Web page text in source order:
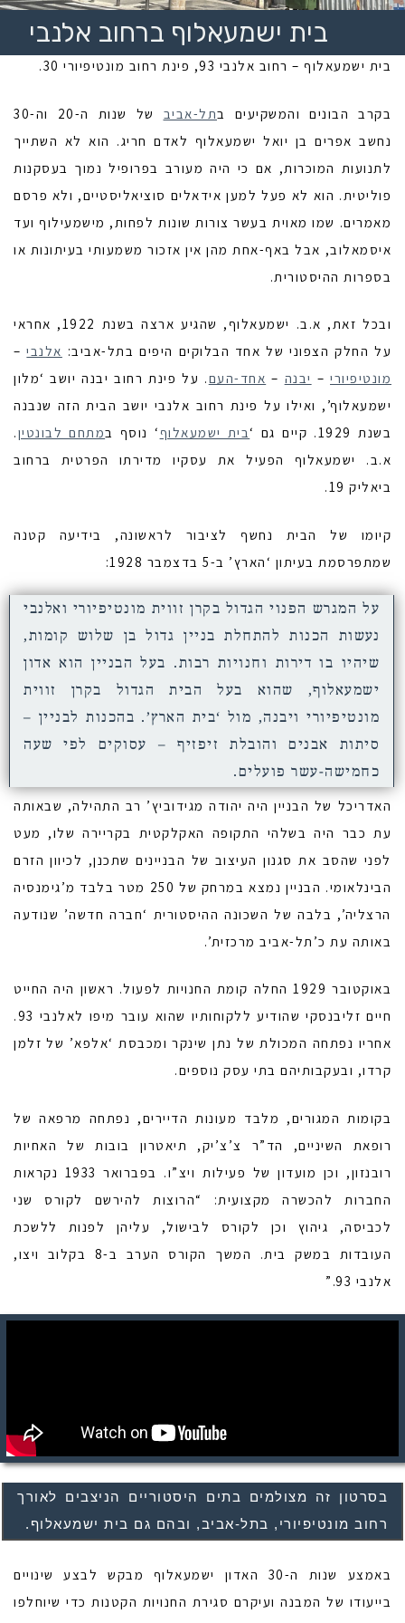
בית ישמעאלוף ברחוב אלנבי
בית ישמעאלוף – רחוב אלנבי 93, פינת רחוב מונטיפיורי 30.
בקרב הבונים והמשקיעים בתל-אביב
של שנות ה-20 וה-30
נחשב אפרים בן יואל ישמעאלוף לאדם חריג. הוא לא השתייך
לתנועות המוכרות, אם כי היה מעורב בפרופיל נמוך בעסקנות
פוליטית. הוא לא פעל למען אידאלים סוציאליסטיים, ולא פרסם
מאמרים. שמו מאוית בעשר צורות שונות לפחות, מישמעילוף ועד
איסמאלוב, אבל באף-אחת מהן אין אזכור משמעותי בעיתונות או
בספרות ההיסטורית.
ובכל זאת, א.ב. ישמעאלוף, שהגיע ארצה בשנת 1922, אחראי
על החלק הצפוני של אחד הבלוקים היפים בתל-אביב: אלנבי–
מונטיפיורי– יבנה – אחד-העם. על פינת רחוב יבנה יושב ‘מלון
ישמעאלוף’, ואילו על פינת רחוב אלנבי יושב הבית הזה שנבנה
בשנת 1929. קיים גם ‘
בית ישמעאלוף ‘ נוסף במתחם לבונטין.
א.ב. ישמעאלוף הפעיל את עסקיו מדירתו הפרטית ברחוב
ביאליק 19.
קיומו של הבית נחשף לציבור לראשונה, בידיעה קטנה
שמתפרסמת בעיתון ‘הארץ’ ב-5 בדצמבר 1928:
על המגרש הפנוי הגדול בקרן זווית מונטיפיורי ואלנבי
נעשות הכנות להתחלת בניין גדול בן שלוש קומות,
שיהיו בו דירות וחנויות רבות. בעל הבניין הוא אדון
ישמעאלוף, שהוא בעל הבית הגדול בקרן זווית
מונטיפיורי ויבנה, מול ‘בית הארץ’. בהכנות לבניין –
סיתות אבנים והובלת זיפזיף – עסוקים לפי שעה
כחמישה-עשר פועלים.
האדריכל של הבניין היה יהודה מגידוביץ’ רב התהילה, שבאותה
עת כבר היה בשלהי התקופה האקלקטית בקריירה שלו, מעט
לפני שהסב את סגנון העיצוב של הבניינים שתכנן, לכיוון הזרם
הבינלאומי. הבניין נמצא במרחק של 250 מטר בלבד מ’גימנסיה
הרצליה’, בלבה של השכונה ההיסטורית ‘חברה חדשה’ שנודעה
באותה עת כ’תל-אביב מרכזית’.
באוקטובר 1929 החלה קומת החנויות לפעול. ראשון היה החייט
חיים זליבנסקי שהודיע ללקוחותיו שהוא עובר מיפו לאלנבי 93.
אחריו נפתחה המכולת של נתן שינקר ומכבסת ‘אלפא’ של זלמן
קרדו, ובעקבותיהם בתי עסק נוספים.
בקומות המגורים, מלבד מעונות הדיירים, נפתחה מרפאה של
רופאת השיניים, הד”ר צ’צ’יק, תיאטרון בובות של האחיות
רובנזון, וכן מועדון של פעילות ויצ”ו. בפברואר 1933 נקראות
החברות להכשרה מקצועית: “הרוצות להירשם לקורס שני
לכביסה, גיהוץ וכן לקורס לבישול, עליהן לפנות ללשכת
העובדות במשק בית. המשך הקורס הערב ב-8 בקלוב ויצו,
אלנבי 93.”
בסרטון זה מצולמים בתים היסטוריים הניצבים לאורך
רחוב מונטיפיורי, בתל-אביב, ובהם גם בית ישמעאלוף.
באמצע שנות ה-30 האדון ישמעאלוף מבקש לבצע שינויים
בייעודו של המבנה ועיקרם סגירת החנויות הקטנות כדי שיוחלפו